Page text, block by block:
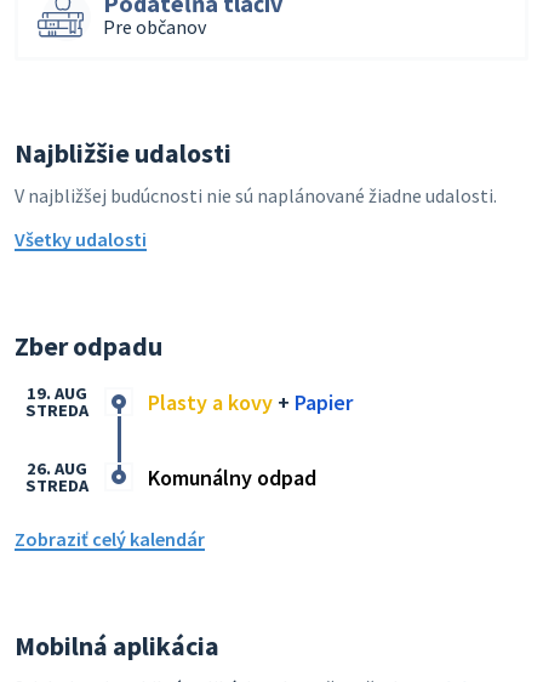
Pre občanov
Najbližšie udalosti
V najbližšej budúcnosti nie sú naplánované žiadne udalosti.
Všetky udalosti
Zber odpadu
Plasty a kovy + Papier
19. AUG
STREDA
Komunálny odpad
26. AUG
STREDA
Zobraziť celý kalendár
Mobilná aplikácia